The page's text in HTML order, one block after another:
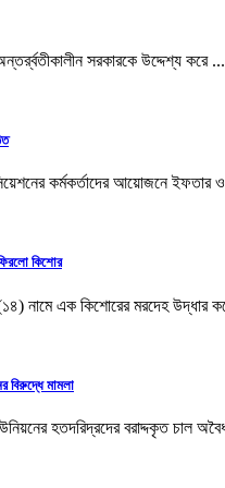
সরকারকে উদ্দেশ্য করে ...
কর্মকর্তাদের আয়োজনে ইফতার
কিশোর
নামে এক কিশোরের মরদেহ উদ্ধার
বিরুদ্ধে মামলা
হতদরিদ্রদের বরাদ্দকৃত চাল